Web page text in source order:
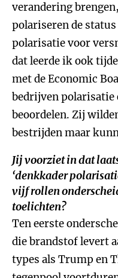
verandering
polariseren de
polarisatie voor
dat leerde ik ook
met de Economic
bedrijven
beoordelen. Zij
bestrijden maar
Jij voorziet in dat
‘denkkader
vijf rollen
toelichten?
Ten eerste
die brandstof levert
types als Trump en